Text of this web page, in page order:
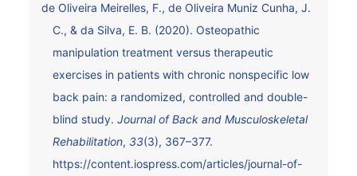
de Oliveira Meirelles, F., de Oliveira Muniz Cunha, J.
C., & da Silva, E. B. (2020). Osteopathic
manipulation treatment versus therapeutic
exercises in patients with chronic nonspecific low
back pain: a randomized, controlled and double-
blind study. Journal of Back and Musculoskeletal
Rehabilitation, 33(3), 367–377.
https://content.iospress.com/articles/journal-of-